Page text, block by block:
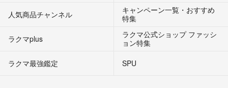
人気商品チャンネル
キャンペーン一覧・おすすめ
特集
ラクマplus
ラクマ公式ショップ ファッシ
ョン特集
ラクマ最強鑑定
SPU